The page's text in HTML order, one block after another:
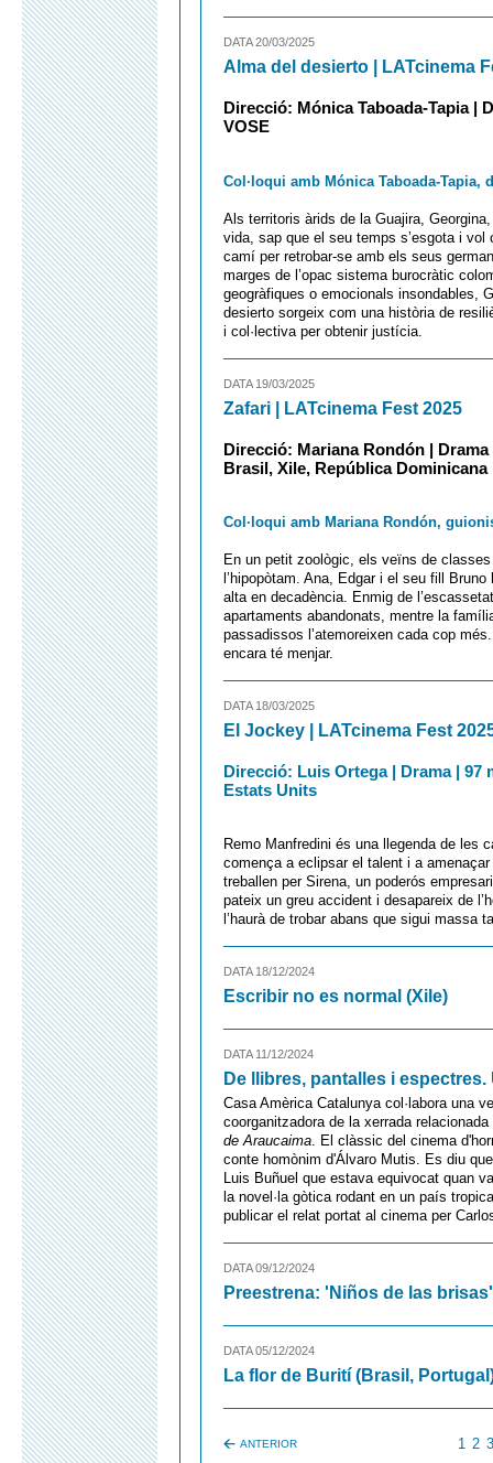
DATA 20/03/2025
Alma del desierto | LATcinema
Direcció: Mónica Taboada-Tapia |
VOSE
Col·loqui amb Mónica Taboada-Tapia,
Als territoris àrids de la Guajira,
vida, sap que el seu temps s’esgota i
camí per retrobar-se amb els seus
marges de l’opac sistema burocràtic
geogràfiques o emocionals insondables,
desierto sorgeix com una història de
i col·lectiva per obtenir justícia.
DATA 19/03/2025
Zafari | LATcinema Fest 2025
Direcció: Mariana Rondón | Drama
Brasil, Xile, República Dominicana
Col·loqui amb Mariana Rondón,
En un petit zoològic, els veïns de
l’hipopòtam. Ana, Edgar i el seu fill
alta en decadència. Enmig de
apartaments abandonats, mentre la
passadissos l’atemoreixen cada cop
encara té menjar.
DATA 18/03/2025
El Jockey | LATcinema Fest
Direcció: Luis Ortega | Drama | 97
Estats Units
Remo Manfredini és una llegenda de les
comença a eclipsar el talent i a
treballen per Sirena, un poderós
pateix un greu accident i desapareix de
l’haurà de trobar abans que sigui massa
DATA 18/12/2024
Escribir no es normal (Xile)
DATA 11/12/2024
De llibres, pantalles i
Casa Amèrica Catalunya col·labora una
coorganitzadora de la xerrada
de Araucaima. El clàssic del cinema
conte homònim d'Álvaro Mutis. Es diu
Luis Buñuel que estava equivocat quan
la novel·la gòtica rodant en un país
publicar el relat portat al cinema per
DATA 09/12/2024
Preestrena: 'Niños de las
DATA 05/12/2024
La flor de Burití (Brasil,
ANTERIOR 1 2